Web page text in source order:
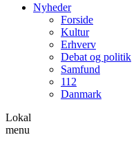
Nyheder
Forside
Kultur
Erhverv
Debat og politik
Samfund
112
Danmark
Lokal
menu